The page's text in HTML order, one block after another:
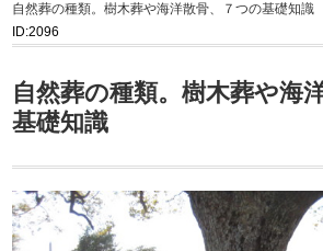
自然葬の種類。樹木葬や海洋散骨、７つの基礎知識
ID:2096
自然葬の種類。樹木葬や海
基礎知識